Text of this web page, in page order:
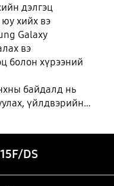
дэлгэц
юу хийх вэ
Galaxy
вэ
болон хүрээний
байдалд нь
үйлдвэрийн
DS